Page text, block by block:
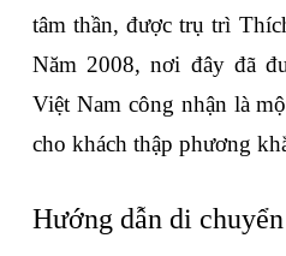
tâm thần, được trụ trì
Năm 2008, nơi đây đã
Việt Nam công nhận là
cho khách thập phương
Hướng dẫn di